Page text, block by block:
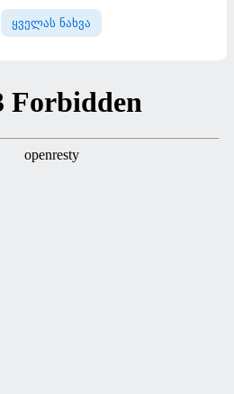
MVP გახდა
ყველას ნახვა